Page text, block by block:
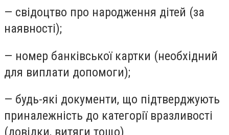
— свідоцтво про народження дітей (за
наявності);
— номер банківської картки (необхідний
для виплати допомоги);
— будь-які документи, що підтверджують
приналежність до категорії вразливості
(довідки, витяги тощо)